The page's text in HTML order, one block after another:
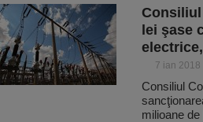
Consiliul
lei şase
7 ian 2018
Consiliul
milioane de